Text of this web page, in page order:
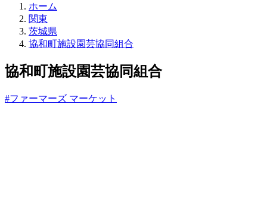
ホーム
ね
と
関東
茨城県
協和町施設園芸協同組合
協和町施設園芸協同組合
#ファーマーズ マーケット